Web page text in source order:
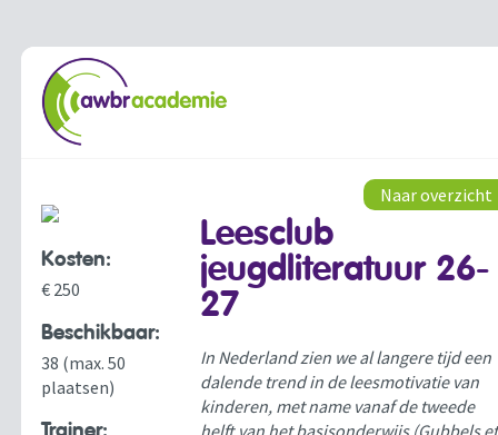
Kosten:
€ 250
Beschikbaar:
38 (max. 50
plaatsen)
Naar overzicht
Leesclub
jeugdliteratuur 26-
27
In Nederland zien we al langere tijd een
dalende trend in de leesmotivatie van
kinderen, met name vanaf de tweede